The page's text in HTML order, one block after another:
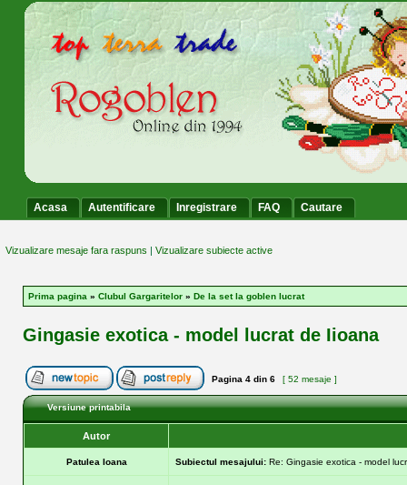
Acasa Autentificare Inregistrare FAQ Cautare
Vizualizare mesaje fara raspuns | Vizualizare subiecte active
Prima pagina » Clubul Gargaritelor » De la set la goblen lucrat
Gingasie exotica - model lucrat de Iioana
Pagina 4 din 6 [ 52 mesaje ]
Versiune printabila
Autor
Patulea Ioana Subiectul mesajului: Re: Gingasie exotica - model